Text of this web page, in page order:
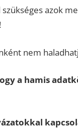
azok
nem
a hamis